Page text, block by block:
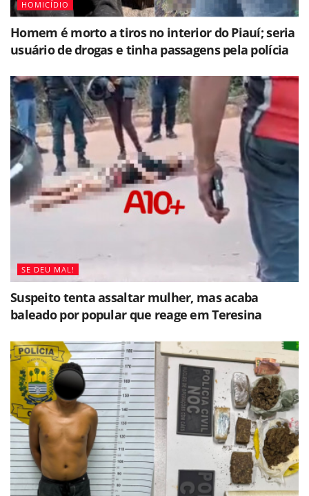
HOMICÍDIO
Homem é morto a tiros no interior do Piauí; seria
usuário de drogas e tinha passagens pela polícia
SE DEU MAL!
Suspeito tenta assaltar mulher, mas acaba
baleado por popular que reage em Teresina